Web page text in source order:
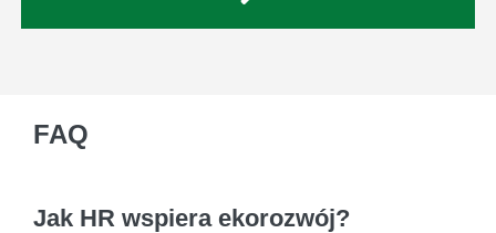
FAQ
Jak HR wspiera ekorozwój?